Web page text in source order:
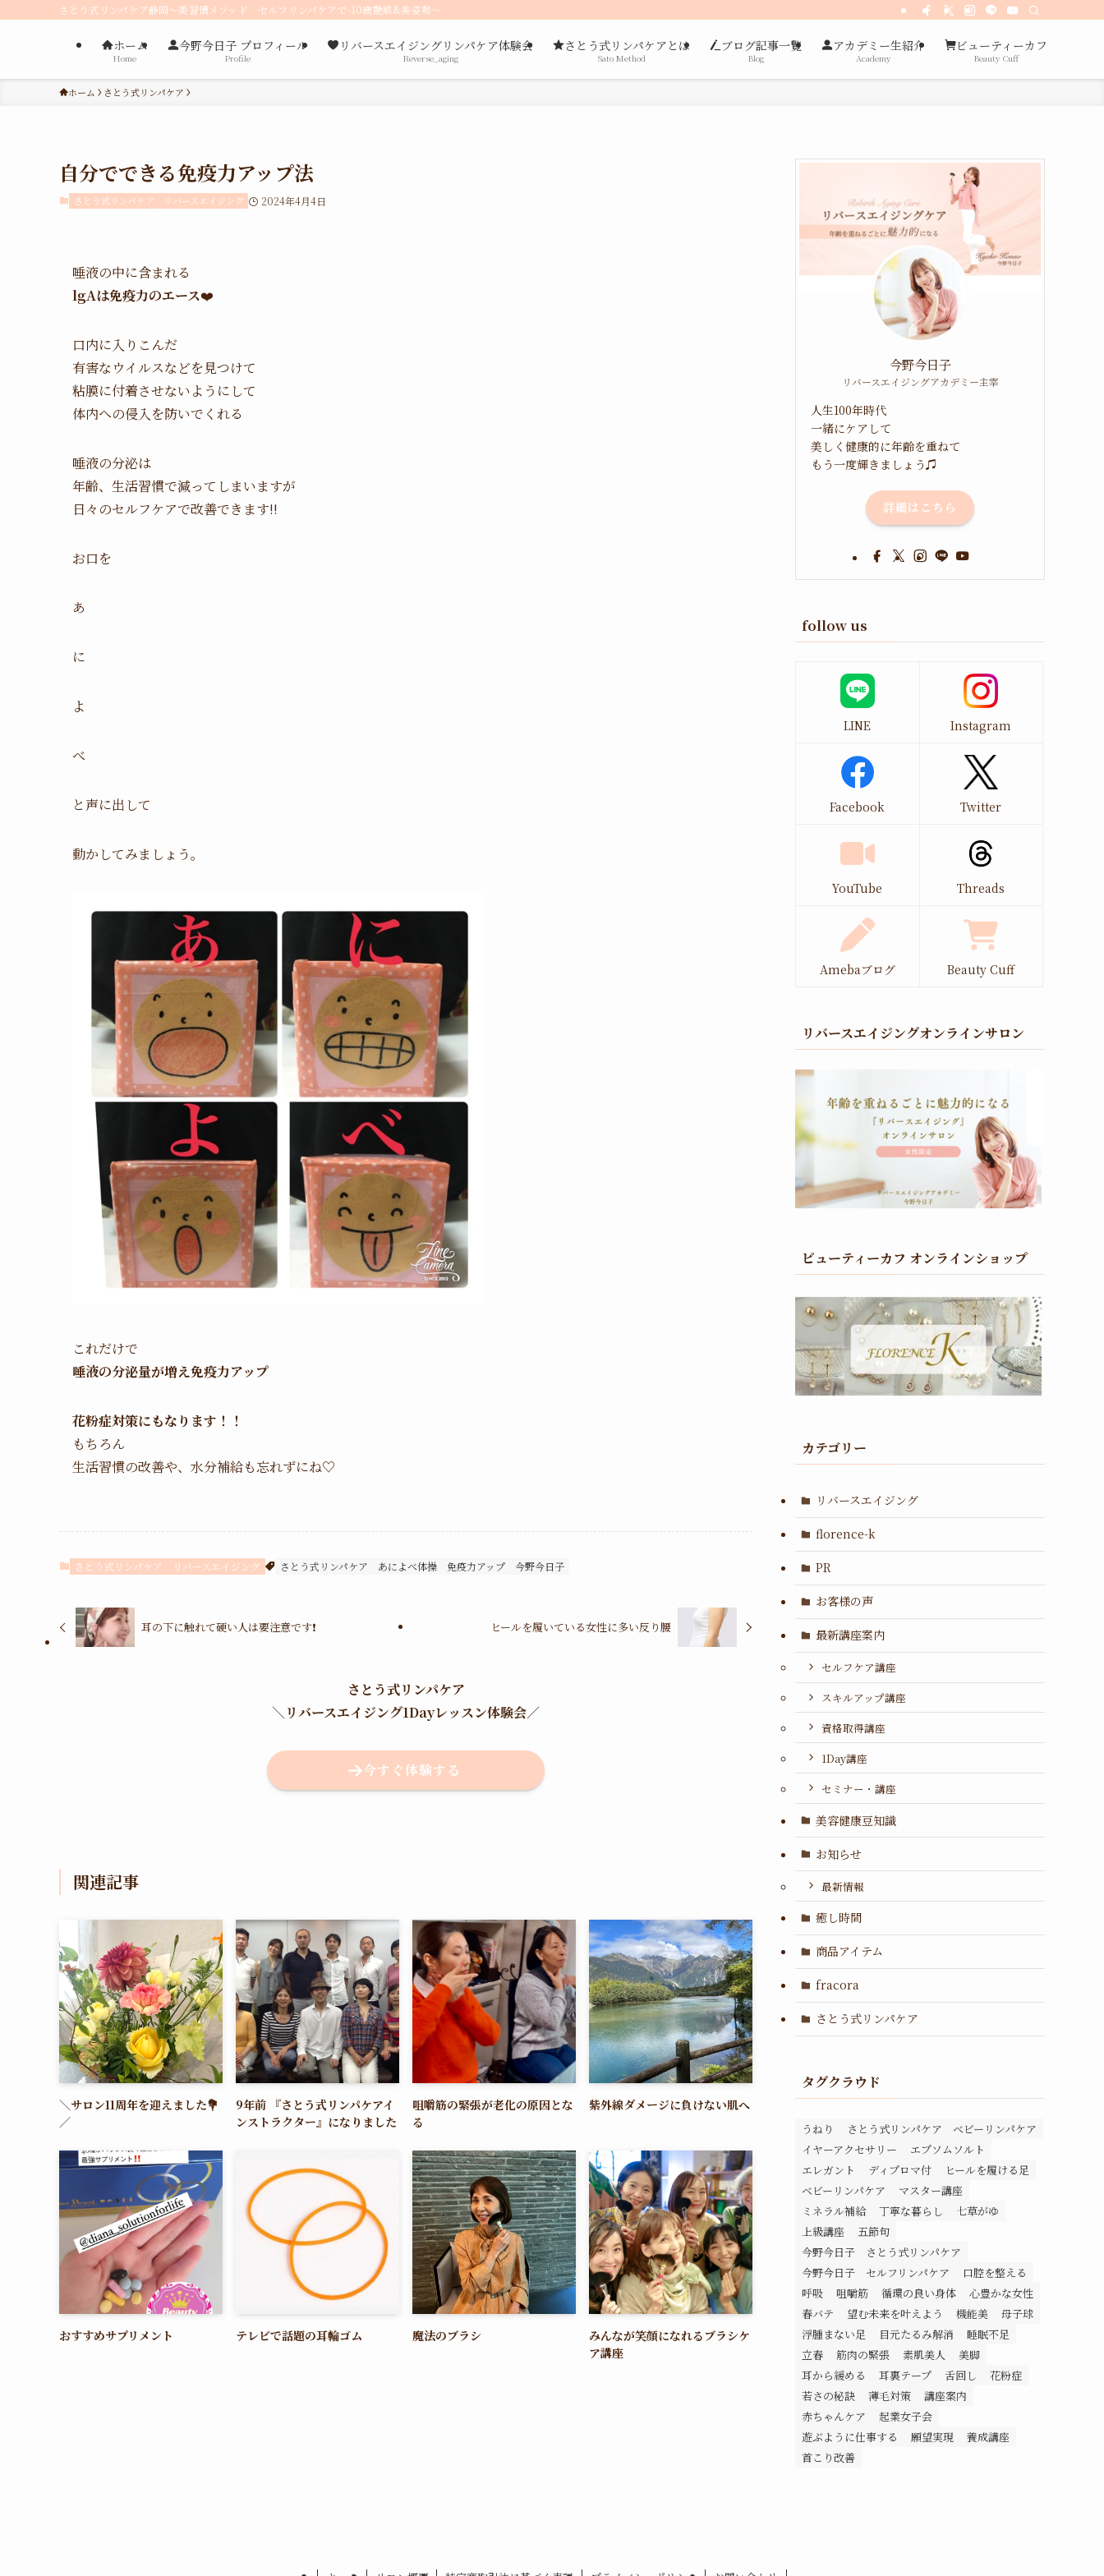
さとう式リンパケア静岡〜美習慣メソッド セルフリンパケアで-10歳艶肌&美姿勢〜
ホーム
Home
今野今日子 プロフィール
Profile
リバースエイジングリンパケア体験会
Reverse_aging
さとう式リンパケアとは
Sato Method
ブログ記事一覧
Blog
アカデミー生紹介
Academy
ビューティーカフ
Beauty Cuff
ホーム さとう式リンパケア
自分でできる免疫力アップ法
さとう式リンパケア リバースエイジング 2024年4月4日
唾液の中に含まれる
lgAは免疫力のエース❤️
口内に入りこんだ
有害なウイルスなどを見つけて
粘膜に付着させないようにして
体内への侵入を防いでくれる
唾液の分泌は
年齢、生活習慣で減ってしまいますが
日々のセルフケアで改善できます!!
お口を
あ
に
よ
べ
と声に出して
動かしてみましょう。
これだけで
唾液の分泌量が増え免疫力アップ
花粉症対策にもなります！！
もちろん
生活習慣の改善や、水分補給も忘れずにね♡
さとう式リンパケア リバースエイジング さとう式リンパケア あによべ体操 免疫力アップ 今野今日子
耳の下に触れて硬い人は要注意です❗️ ヒールを履いている女性に多い反り腰
さとう式リンパケア
＼リバースエイジング1Dayレッスン体験会／
今すぐ体験する
関連記事
＼サロン11周年を迎えました💐
／
9年前 『さとう式リンパケアイ
ンストラクター』になりました
咀嚼筋の緊張が老化の原因とな
る
紫外線ダメージに負けない肌へ
おすすめサプリメント テレビで話題の耳輪ゴム 魔法のブラシ
みんなが笑顔になれるブラシケ
ア講座
今野今日子
リバースエイジングアカデミー主宰
人生100年時代
一緒にケアして
美しく健康的に年齢を重ねて
もう一度輝きましょう♫
詳細はこちら
follow us
LINE Instagram
Facebook Twitter
YouTube Threads
Amebaブログ Beauty Cuff
リバースエイジングオンラインサロン
ビューティーカフ オンラインショップ
カテゴリー
リバースエイジング
florence-k
PR
お客様の声
最新講座案内
セルフケア講座
スキルアップ講座
資格取得講座
1Day講座
セミナー・講座
美容健康豆知識
お知らせ
最新情報
癒し時間
商品アイテム
fracora
さとう式リンパケア
タグクラウド
うねり
さとう式リンパケア ベビーリンパケア
イヤーアクセサリー
エプソムソルト
エレガント
ディプロマ付
ヒールを履ける足
ベビーリンパケア
マスター講座
ミネラル補給
丁寧な暮らし
七草がゆ
上級講座
五節句
今野今日子 さとう式リンパケア
今野今日子 セルフリンパケア
口腔を整える
呼吸
咀嚼筋 循環の良い身体
心豊かな女性
春バテ
望む未来を叶えよう 機能美
母子球
浮腫まない足
目元たるみ解消
睡眠不足
立春
筋肉の緊張 素肌美人
美脚
耳から緩める
耳裏テープ 舌回し
花粉症
若さの秘訣
薄毛対策
講座案内
赤ちゃんケア
起業女子会
遊ぶように仕事する
願望実現
養成講座
首こり改善